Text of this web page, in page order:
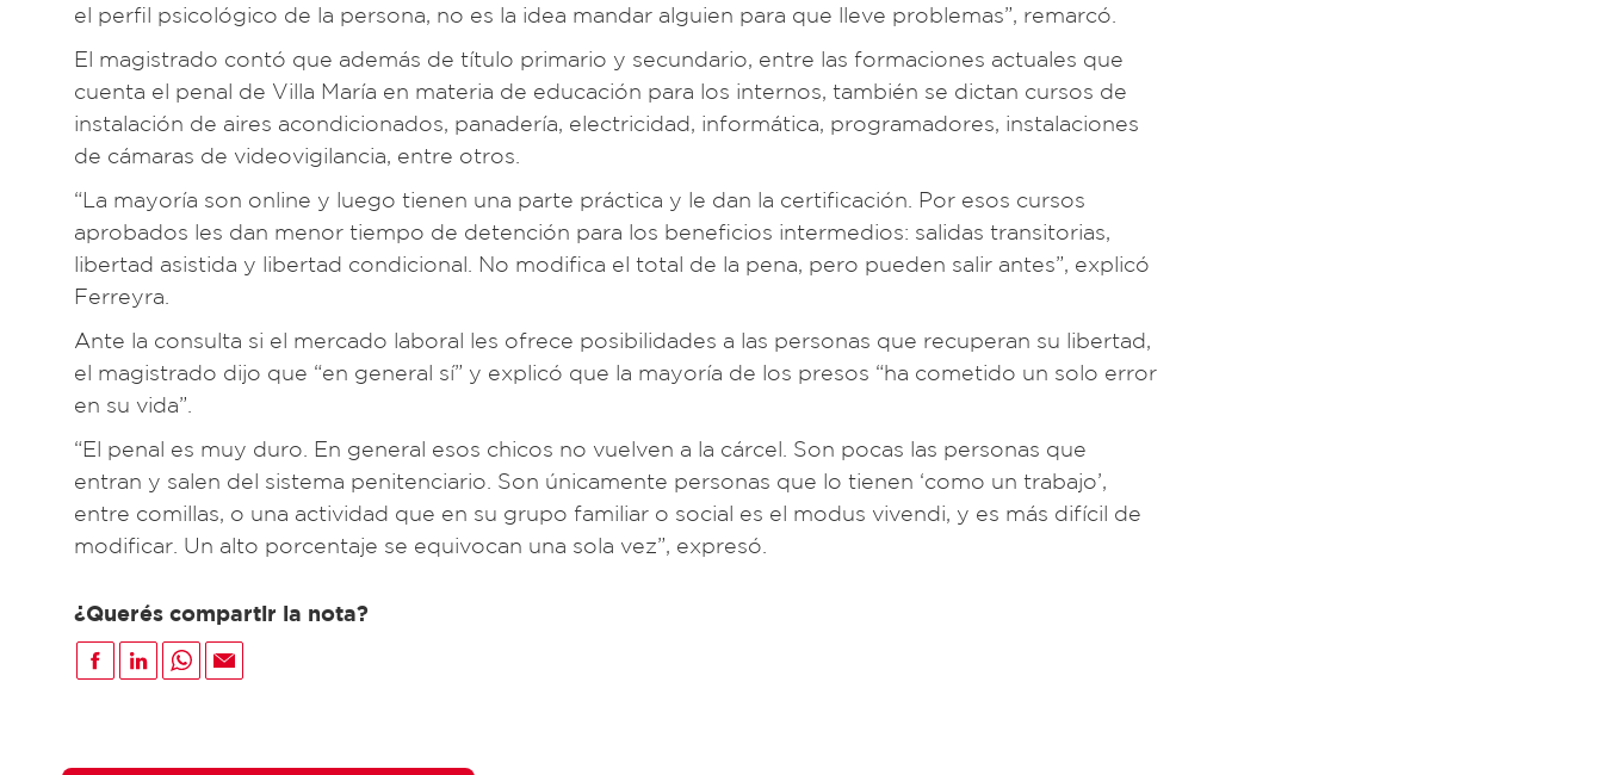
el perfil psicológico de la persona, no es la idea mandar alguien para que lleve problemas”, remarcó.
El magistrado contó que además de título primario y secundario, entre las formaciones actuales que
cuenta el penal de Villa María en materia de educación para los internos, también se dictan cursos de
instalación de aires acondicionados, panadería, electricidad, informática, programadores, instalaciones
de cámaras de videovigilancia, entre otros.
“La mayoría son online y luego tienen una parte práctica y le dan la certificación. Por esos cursos
aprobados les dan menor tiempo de detención para los beneficios intermedios: salidas transitorias,
libertad asistida y libertad condicional. No modifica el total de la pena, pero pueden salir antes”, explicó
Ferreyra.
Ante la consulta si el mercado laboral les ofrece posibilidades a las personas que recuperan su libertad,
el magistrado dijo que “en general sí” y explicó que la mayoría de los presos “ha cometido un solo error
en su vida”.
“El penal es muy duro. En general esos chicos no vuelven a la cárcel. Son pocas las personas que
entran y salen del sistema penitenciario. Son únicamente personas que lo tienen ‘como un trabajo’,
entre comillas, o una actividad que en su grupo familiar o social es el modus vivendi, y es más difícil de
modificar. Un alto porcentaje se equivocan una sola vez”, expresó.
¿Querés compartir la nota?